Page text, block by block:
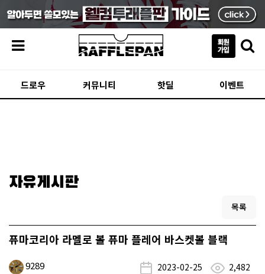
드로우 커뮤니티 핫딜 이벤트
자유게시판
목록
퓨마코리아 라멜로 볼 퓨마 플레어 바스켓볼 블랙
9289 2023-02-25 2,482